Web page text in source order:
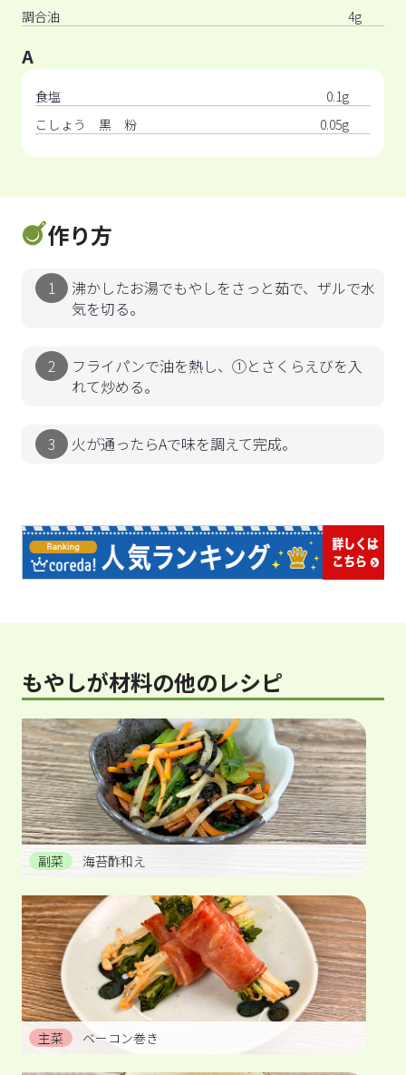
調合油 4g
A
食塩
0.1g
こしょう 黒 粉
0.05g
作り方
沸かしたお湯でもやしをさっと茹で、ザルで水
気を切る。
フライパンで油を熱し、①とさくらえびを入
れて炒める。
火が通ったらAで味を調えて完成。
もやしが材料の他のレシピ
副菜 海苔酢和え
主菜 ベーコン巻き